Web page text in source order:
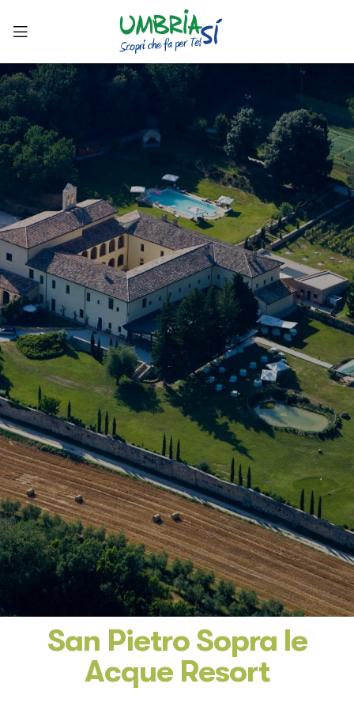
San Pietro Sopra le
Acque Resort